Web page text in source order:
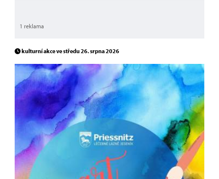
1 reklama
kulturní akce ve středu 26. srpna 2026